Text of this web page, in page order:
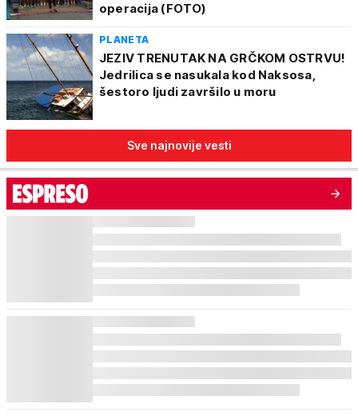
operacija (FOTO)
PLANETA
JEZIV TRENUTAK NA GRČKOM OSTRVU!
Jedrilica se nasukala kod Naksosa,
šestoro ljudi završilo u moru
Sve najnovije vesti